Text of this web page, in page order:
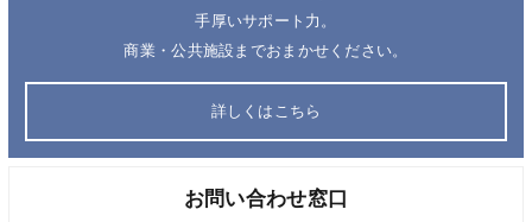
手厚いサポート力。
商業・公共施設までおまかせください。
詳しくはこちら
お問い合わせ窓口